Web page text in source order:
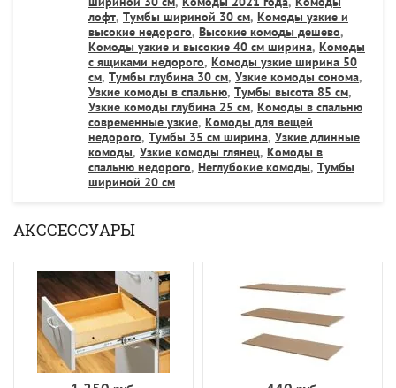
лофт, Тумбы шириной 30 см, Комоды узкие и
высокие недорого, Высокие комоды дешево,
Комоды узкие и высокие 40 см ширина, Комоды
с ящиками недорого, Комоды узкие ширина 50
см, Тумбы глубина 30 см, Узкие комоды сонома,
Узкие комоды в спальню, Тумбы высота 85 см,
Узкие комоды глубина 25 см, Комоды в спальню
современные узкие, Комоды для вещей
недорого, Тумбы 35 см ширина, Узкие длинные
комоды, Узкие комоды глянец, Комоды в
спальню недорого, Неглубокие комоды, Тумбы
шириной 20 см
АКССЕССУАРЫ